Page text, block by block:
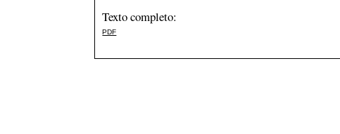
Texto completo:
PDF